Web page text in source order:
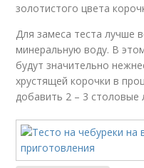
золотистого цвета
Для замеса теста лучше
минеральную воду. В
будут значительно
хрустящей корочки в
добавить 2 – 3 столовые